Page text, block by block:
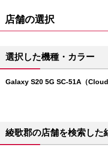
店舗の選択
選択した機種・カラー
Galaxy S20 5G SC-51A（Cloud
綾歌郡の店舗を検索した